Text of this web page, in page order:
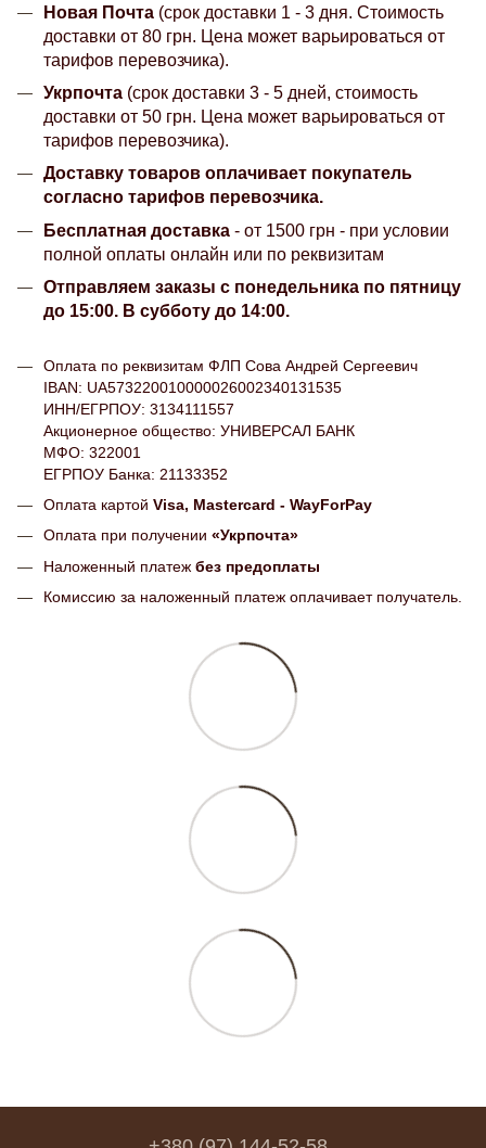
Новая Почта (срок доставки 1 - 3 дня. Стоимость
доставки от 80 грн. Цена может варьироваться от
тарифов перевозчика).
Укрпочта (срок доставки 3 - 5 дней, стоимость
доставки от 50 грн. Цена может варьироваться от
тарифов перевозчика).
Доставку товаров оплачивает покупатель
согласно тарифов перевозчика.
Бесплатная доставка - от 1500 грн - при условии
полной оплаты онлайн или по реквизитам
Отправляем заказы с понедельника по пятницу
до 15:00. В субботу до 14:00.
Оплата по реквизитам ФЛП Сова Андрей Сергеевич
IBAN: UA573220010000026002340131535
ИНН/ЕГРПОУ: 3134111557
Акционерное общество: УНИВЕРСАЛ БАНК
МФО: 322001
ЕГРПОУ Банка: 21133352
Оплата картой Visa, Mastercard - WayForPay
Оплата при получении «Укрпочта»
Наложенный платеж без предоплаты
Комиссию за наложенный платеж оплачивает получатель.